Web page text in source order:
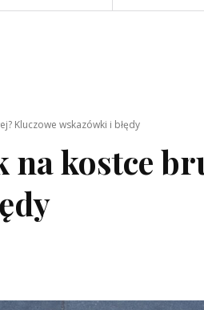
Kluczowe wskazówki i błędy
na kostce